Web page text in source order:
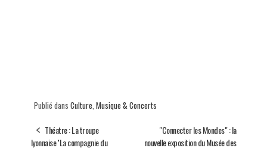
Publié dans Culture, Musique & Concerts
Théatre : La troupe
lyonnaise ''La compagnie du
"Connecter les Mondes" : la
nouvelle exposition du Musée des